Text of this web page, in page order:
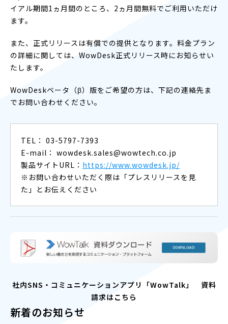
イアル期間1ヵ月間のところ、2ヵ月間無料でご利用いただけ
ます。
また、正式リリースは有償での提供となります。料金プラン
の詳細に関しては、WowDesk正式リリース時にお知らせい
たします。
WowDeskベータ（β）版をご希望の方は、下記の連絡先ま
でお問い合わせください。
TEL： 03-5797-7393
E-mail： wowdesk.sales@wowtech.co.jp
製品サイトURL： https://www.wowdesk.jp/
※お問い合わせいただく際は「プレスリリースを見
た」とお伝えください
社内SNS・コミュニケーションアプリ「WowTalk」 資料
請求はこちら
新着のお知らせ